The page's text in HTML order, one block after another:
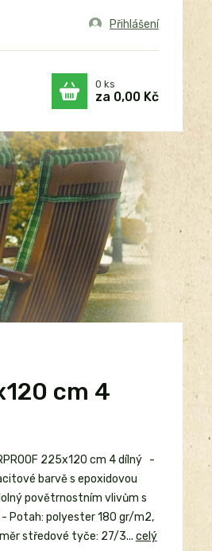
Přihlášení
0 ks
za 0,00 Kč
cm 4
225x120 cm 4 dílný -
barvě s epoxidovou
povětrnostním vlivům s
Potah: polyester 180 gr/m2,
středové tyče: 27/3... celý